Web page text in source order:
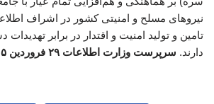
نیروهای مسلح و امنیتی کشور در اشراف
تامین و تولید امنیت و اقتدار در برابر تهدیدات
دارند. سرپرست وزارت اطلاعات ۲۹ فروردین ۱۴۰۵